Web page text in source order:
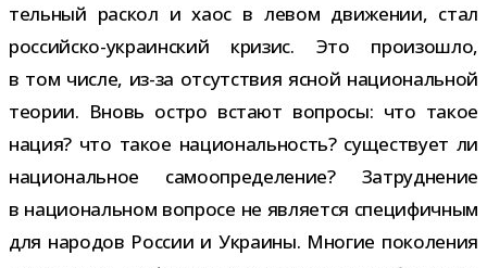
тель­ный рас­кол и хаос в левом дви­же­нии, стал
российско-​украинский кри­зис. Это про­изо­шло,
в том числе, из-​за отсут­ствия ясной наци­о­наль­ной
тео­рии. Вновь остро встают вопросы: что такое
нация? что такое наци­о­наль­ность? суще­ствует ли
наци­о­наль­ное само­опре­де­ле­ние? Затруднение
в наци­о­наль­ном вопросе не явля­ется спе­ци­фич­ным
для наро­дов России и Украины. Многие поко­ле­ния